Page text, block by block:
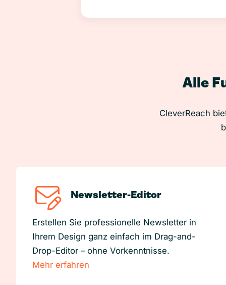
Alle
CleverReach
Newsletter-Editor
Erstellen Sie professionelle Newsletter in
Ihrem Design ganz einfach im Drag-and-
Drop-Editor – ohne Vorkenntnisse.
Mehr erfahren